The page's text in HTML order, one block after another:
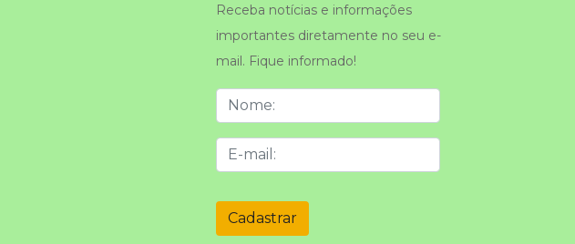
Receba notícias e informações
importantes diretamente no seu e-
mail. Fique informado!
Cadastrar